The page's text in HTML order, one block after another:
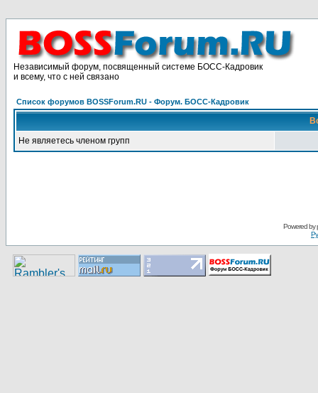
Независимый форум, посвященный системе БОСС-Кадровик
и всему, что с ней связано
Список форумов BOSSForum.RU - Форум. БОСС-Кадровик
Не являетесь членом групп
Pоwerеd by